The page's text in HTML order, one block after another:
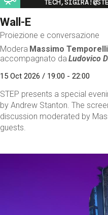
Wall-E
Proiezione e conversazione
Modera Massimo Temporelli
accompagnato da Ludovico
15 Oct 2026 / 19:00 - 22:00
STEP presents a special
by Andrew Stanton. The
discussion moderated by
guests.